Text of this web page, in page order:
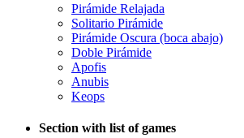
Pirámide Relajada
Solitario Pirámide
Pirámide Oscura (boca abajo)
Doble Pirámide
Apofis
Anubis
Keops
Section with list of games